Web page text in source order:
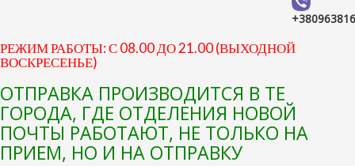
РЕЖИМ РАБОТЫ: С 08.00 ДО 21.00 (ВЫХОДНОЙ
ВОСКРЕСЕНЬЕ)
ОТПРАВКА ПРОИЗВОДИТСЯ В ТЕ
ГОРОДА, ГДЕ ОТДЕЛЕНИЯ НОВОЙ
ПОЧТЫ РАБОТАЮТ, НЕ ТОЛЬКО НА
ПРИЕМ, НО И НА ОТПРАВКУ